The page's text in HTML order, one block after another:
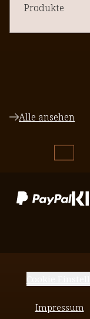
Produkte
Alle ansehen
Impressum